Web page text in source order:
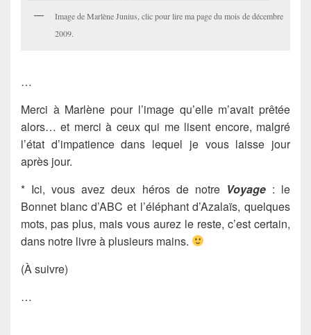
Image de Marlène Junius, clic pour lire ma page du mois de décembre
2009.
…
Merci à Marlène pour l’image qu’elle m’avait prêtée
alors… et merci à ceux qui me lisent encore, malgré
l’état d’impatience dans lequel je vous laisse jour
après jour.
* Ici, vous avez deux héros de notre Voyage : le
Bonnet blanc d’ABC et l’éléphant d’Azalaïs, quelques
mots, pas plus, mais vous aurez le reste, c’est certain,
dans notre livre à plusieurs mains.
(À suivre)
…